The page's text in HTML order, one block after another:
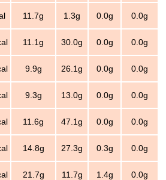
11.7g 1.3g 0.0g 0.0g
11.1g 30.0g 0.0g 0.0g
9.9g 26.1g 0.0g 0.0g
9.3g 13.0g 0.0g 0.0g
11.6g 47.1g 0.0g 0.0g
14.8g 27.3g 0.3g 0.0g
21.7g 11.7g 1.4g 0.0g